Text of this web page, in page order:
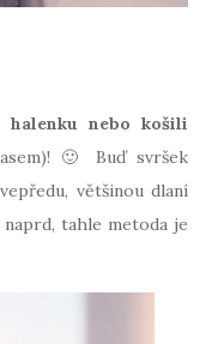
halenku nebo košili
🙂 Buď svršek
většinou dlaní
tahle metoda je